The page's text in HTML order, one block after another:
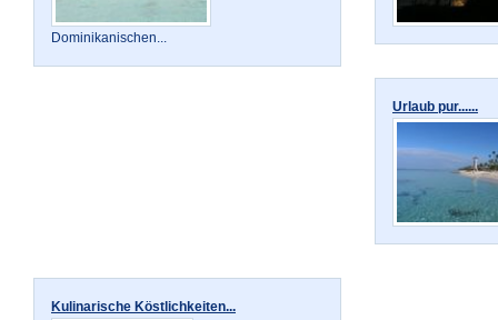
Dominikanischen...
Urlaub pur......
Kulinarische Köstlichkeiten...